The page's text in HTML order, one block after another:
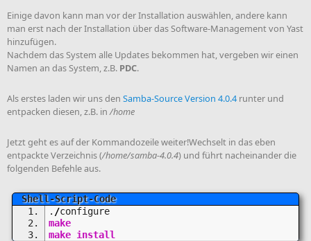
Einige davon kann man vor der Installation auswählen, andere kann
man erst nach der Installation über das Software-Management von Yast
hinzufügen.
Nachdem das System alle Updates bekommen hat, vergeben wir einen
Namen an das System, z.B. PDC.
Als erstes laden wir uns den Samba-Source Version 4.0.4 runter und
entpacken diesen, z.B. in/home
Jetzt geht es auf der Kommandozeile weiter!Wechselt in das eben
entpackte Verzeichnis (/home/samba-4.0.4) und führt nacheinander die
folgenden Befehle aus.
. /configure
make
make install